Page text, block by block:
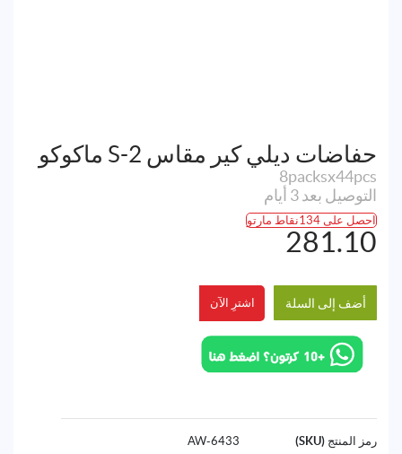
حفاضات ديلي كير مقاس S-2 ماكوكو
8packsx44pcs
التوصيل بعد 3 أيام
احصل على 134نقاط مارتو
281.10
أضف إلى السلة اشترِ الآن
رمز المنتج (SKU)
6433-AW